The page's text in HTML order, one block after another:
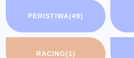
PERISTIWA(49)
RACING(1)